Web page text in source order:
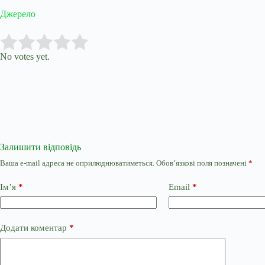
Джерело
Rate this item:
No votes yet.
Залишити відповідь
Ваша e-mail адреса не оприлюднюватиметься. Обов’язкові поля позначені *
Ім’я * Email *
Додати коментар *